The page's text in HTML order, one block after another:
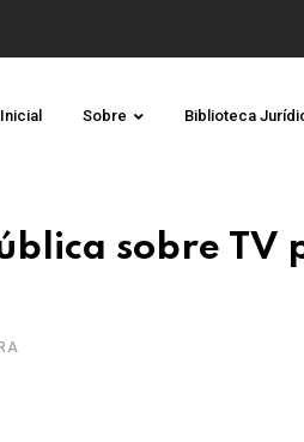
Sobre Biblioteca
sobre TV